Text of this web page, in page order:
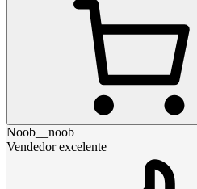
Noob__noob
Vendedor excelente